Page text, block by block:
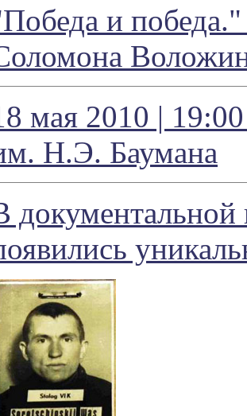
и
мая 2010 |
Н.Э. Баумана
документальной